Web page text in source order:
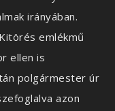
irányában.
emlékmű
ellen is
polgármester úr
azon